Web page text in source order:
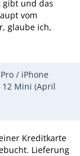
gibt und das
vom
glaube ich,
/ iPhone
12 Mini (April
Kreditkarte
Lieferung